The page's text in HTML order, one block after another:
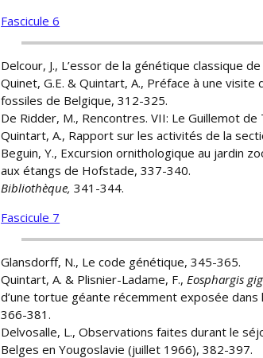
Fascicule 6
Delcour, J., L’essor de la génétique classique
Quinet, G.E. & Quintart, A., Préface à une
fossiles de Belgique, 312-325.
De Ridder, M., Rencontres. VII: Le Guillemot
Quintart, A., Rapport sur les activités de la
Beguin, Y., Excursion ornithologique au jardin
aux étangs de Hofstade, 337-340.
Bibliothèque,341-344.
Fascicule 7
Glansdorff, N., Le code génétique, 345-365.
Quintart, A. & Plisnier-Ladame, F.,Eosphargis
d’une tortue géante récemment exposée dans
366-381.
Delvosalle, L., Observations faites durant le
Belges en Yougoslavie (juillet 1966), 382-397.